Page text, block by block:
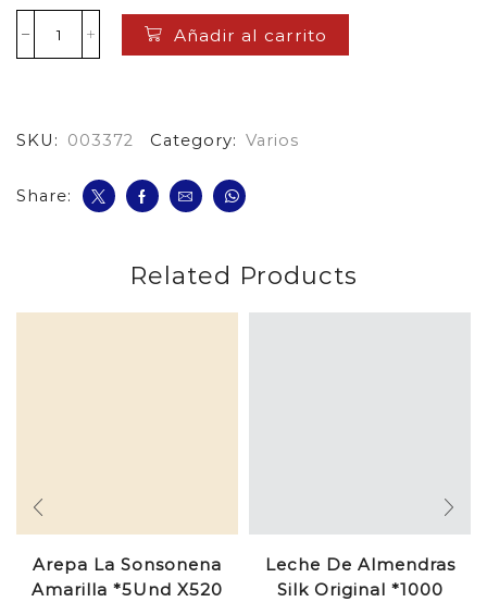
Vinagre
De
Añadir al carrito
SKU: 003372 Category: Varios
Share:
Related Products
Arepa La Sonsonena
Amarilla *5Und X520
Leche De Almendras
Silk Original *1000